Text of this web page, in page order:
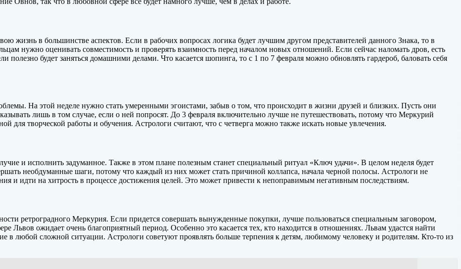
жизнь в большинстве аспектов. Если в рабочих вопросах логика будет лучшим другом представителей данного Знака, то в
нужно оценивать совместимость и проверять взаимность перед началом новых отношений. Если сейчас наломать дров, есть
полезно будет заняться домашними делами. Что касается шопинга, то с 1 по 7 февраля можно обновлять гардероб, баловать себя
На этой неделе нужно стать умеренными эгоистами, забыв о том, что происходит в жизни друзей и близких. Пусть они
лишь в том случае, если о ней попросят. До 3 февраля включительно лучше не путешествовать, потому что Меркурий
для творческой работы и обучения. Астрологи считают, что с четверга можно также искать новые увлечения.
и исполнить задуманное. Также в этом плане полезным станет специальный ритуал «Ключ удачи». В целом неделя будет
необдуманные шаги, потому что каждый из них может стать причиной коллапса, начала черной полосы. Астрологи не
и идти на хитрость в процессе достижения целей. Это может привести к непоправимым негативным последствиям.
ретроградного Меркурия. Если придется совершать вынужденные покупки, лучше пользоваться специальным заговором,
Львов ожидает очень благоприятный период. Особенно это касается тех, кто находится в отношениях. Львам удастся найти
в любой сложной ситуации. Астрологи советуют проявлять больше терпения к детям, любимому человеку и родителям. Кто-то из